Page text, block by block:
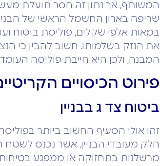
המשותף, אך נתון זה חסר תועלת
שריפה בארון החשמל הראשי של
במאות אלפי שקלים, פוליסת ביטוח
את הנזק בשלמותו. חשוב להבין כי
המבנה, ולכן היא חייבת פוליסה
פירוט הכיסויים
ביטוח צד ג בבניין
זהו אולי הסעיף החשוב ביותר
חלק מעובדי הבניין, אשר נכנס לשטח
מרשלנות בתחזוקה או ממפגע בטיחותי.